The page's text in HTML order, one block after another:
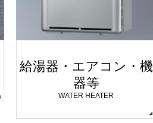
給湯器・エアコン・機
器等
WATER HEATER